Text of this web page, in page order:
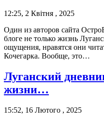
12:25, 2 Квітня , 2025
Один из авторов сайта
блоге не только жизнь
ощущения, нравятся они
Кочегарка. Вообще, это…
Луганский
жизни…
15:52, 16 Лютого , 2025